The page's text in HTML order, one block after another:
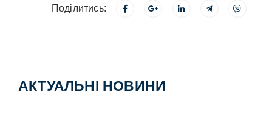
Поділитись:
АКТУАЛЬНІ НОВИНИ